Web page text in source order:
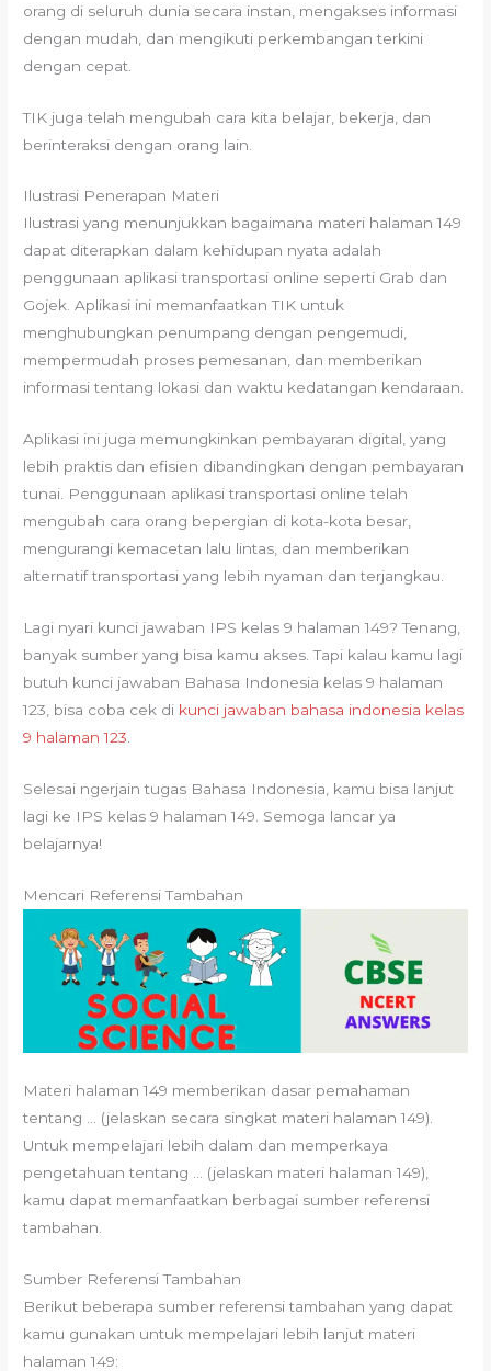
orang di seluruh dunia secara instan, mengakses informasi
dengan mudah, dan mengikuti perkembangan terkini
dengan cepat.
TIK juga telah mengubah cara kita belajar, bekerja, dan
berinteraksi dengan orang lain.
Ilustrasi Penerapan Materi
Ilustrasi yang menunjukkan bagaimana materi halaman 149
dapat diterapkan dalam kehidupan nyata adalah
penggunaan aplikasi transportasi online seperti Grab dan
Gojek. Aplikasi ini memanfaatkan TIK untuk
menghubungkan penumpang dengan pengemudi,
mempermudah proses pemesanan, dan memberikan
informasi tentang lokasi dan waktu kedatangan kendaraan.
Aplikasi ini juga memungkinkan pembayaran digital, yang
lebih praktis dan efisien dibandingkan dengan pembayaran
tunai. Penggunaan aplikasi transportasi online telah
mengubah cara orang bepergian di kota-kota besar,
mengurangi kemacetan lalu lintas, dan memberikan
alternatif transportasi yang lebih nyaman dan terjangkau.
Lagi nyari kunci jawaban IPS kelas 9 halaman 149? Tenang,
banyak sumber yang bisa kamu akses. Tapi kalau kamu lagi
butuh kunci jawaban Bahasa Indonesia kelas 9 halaman
123, bisa coba cek di kunci jawaban bahasa indonesia kelas
9 halaman 123
Selesai ngerjain tugas Bahasa Indonesia, kamu bisa lanjut
lagi ke IPS kelas 9 halaman 149. Semoga lancar ya
belajarnya!
Mencari Referensi Tambahan
Materi halaman 149 memberikan dasar pemahaman
tentang … (jelaskan secara singkat materi halaman 149).
Untuk mempelajari lebih dalam dan memperkaya
pengetahuan tentang … (jelaskan materi halaman 149),
kamu dapat memanfaatkan berbagai sumber referensi
tambahan.
Sumber Referensi Tambahan
Berikut beberapa sumber referensi tambahan yang dapat
kamu gunakan untuk mempelajari lebih lanjut materi
halaman 149: